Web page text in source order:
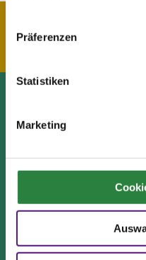
Präferenzen
Statistiken
Marketing
Fragen und Antworten
Clubmitglieder
Ihre Vorteile als
Club